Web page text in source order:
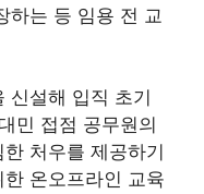
하는 등 임용 전 교
신설해 입직 초기
민 접점 공무원의
처우를 제공하기
온오프라인 교육